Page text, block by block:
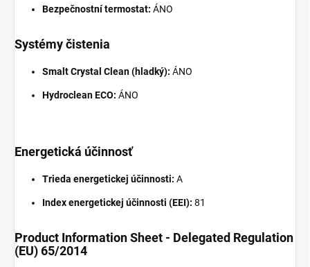
Bezpečnostní termostat: ÁNO
Systémy čistenia
Smalt Crystal Clean (hladký): ÁNO
Hydroclean ECO: ÁNO
Energetická účinnosť
Trieda energetickej účinnosti: A
Index energetickej účinnosti (EEI): 81
Product Information Sheet - Delegated Regulation
(EU) 65/2014